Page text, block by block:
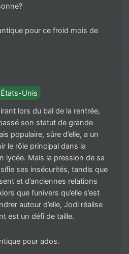
pour ce froid mois de
Unis
lors du bal de la rentrée,
son statut de grande
populaire, sûre d’elle, a un
le rôle principal dans la
lycée. Mais la pression de sa
ses insécurités, tandis que
et d’anciennes relations
que l’univers qu’elle s’est
autour d’elle, Jodi réalise
est un défi de taille.
pour ados.